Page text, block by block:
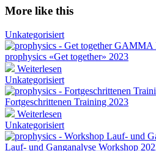
More like this
Unkategorisiert
prophysics «Get to­ge­ther» 2023
Weiterlesen
Unkategorisiert
Fortgeschrittenen Training 2023
Weiterlesen
Unkategorisiert
Lauf- und Ganganalyse Workshop